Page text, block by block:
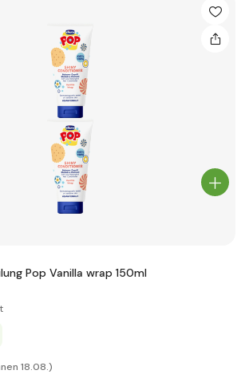
Pop Vanilla wrap 150ml
18.08.)